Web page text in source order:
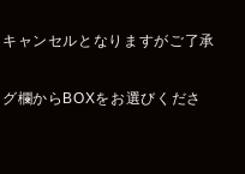
ャンセルとなりますがご了承
欄からBOXをお選びくださ